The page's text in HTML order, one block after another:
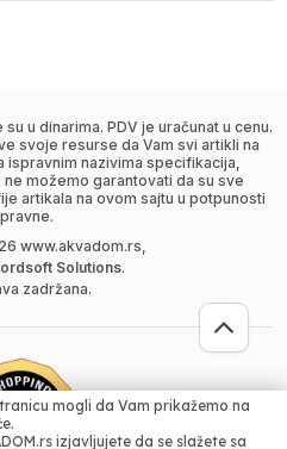
u dinarima. PDV je uračunat u cenu.
svoje resurse da Vam svi artikli na
ispravnim nazivima specifikacija,
možemo garantovati da su sve
artikala na ovom sajtu u potpunosti
www.akvadom.rs,
Solutions.
zadržana.
mogli da Vam prikažemo na
izjavljujete da se slažete sa